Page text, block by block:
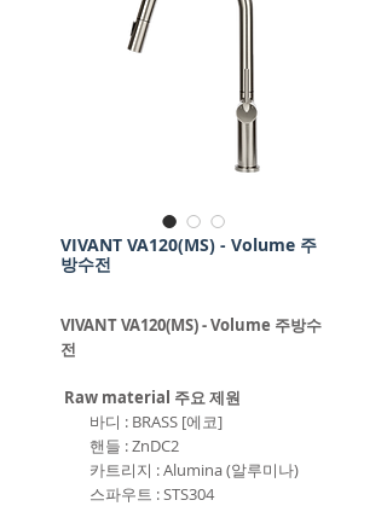
VIVANT VA120(MS) - Volume 주
방수전
VIVANT VA120(MS) - Volume 주방수
전
Raw material 주요 제원
바디 : BRASS [에코]
핸들 : ZnDC2
카트리지 : Alumina (알루미나)
스파우트 : STS304